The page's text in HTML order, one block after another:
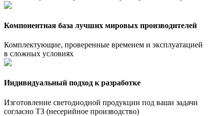
Компонентная база лучших мировых производителей
Комплектующие, проверенные временем и эксплуатацией
в сложных условиях
Индивидуальный подход к разработке
Изготовление светодиодной продукции под ваши задачи
согласно ТЗ (несерийное производство)